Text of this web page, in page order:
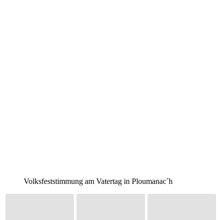
Volksfeststimmung am Vatertag in Ploumanac´h